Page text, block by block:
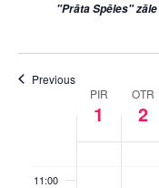
"Prāta Spēles" zāle
Previous
WEEK
EVENTS
PIR
1
OTR
2
07:00
11:00